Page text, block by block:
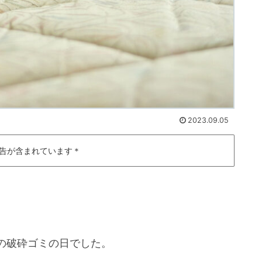
2023.09.05
が含まれています＊
砕ゴミの日でした。